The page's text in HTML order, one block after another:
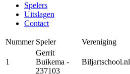
Spelers
Uitslagen
Contact
Nummer Speler Vereniging
1
Gerrit
Buikema -
237103
Biljartschool.nl